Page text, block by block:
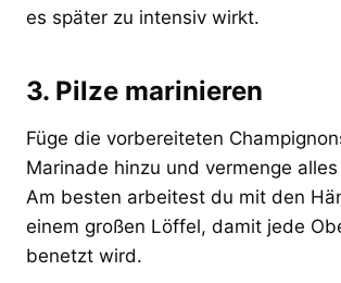
es später zu intensiv wirkt.
3. Pilze marinieren
Füge die vorbereiteten
Marinade hinzu und vermenge
Am besten arbeitest du mit den
einem großen Löffel, damit jede
benetzt wird.